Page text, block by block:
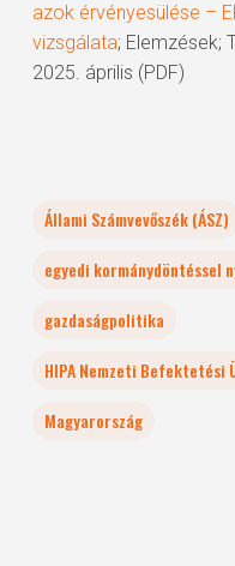
azok érvényesülése –
vizsgálata; Elemzések;
2025. április (PDF)
Állami Számvevőszék (ÁSZ)
egyedi kormánydöntéssel
gazdaságpolitika
HIPA Nemzeti Befektetési
Magyarország